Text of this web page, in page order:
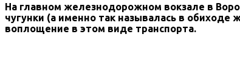
На главном железнодорожном вокзале в
чугунки (а именно так называлась в
воплощение в этом виде транспорта.